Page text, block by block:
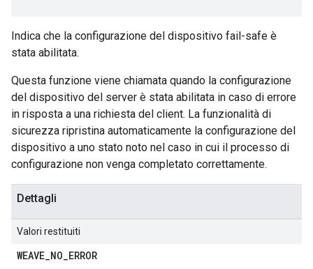
Indica che la configurazione del dispositivo fail-safe è
stata abilitata.
Questa funzione viene chiamata quando la configurazione
del dispositivo del server è stata abilitata in caso di errore
in risposta a una richiesta del client. La funzionalità di
sicurezza ripristina automaticamente la configurazione del
dispositivo a uno stato noto nel caso in cui il processo di
configurazione non venga completato correttamente.
Dettagli
Valori restituiti
WEAVE_NO_ERROR